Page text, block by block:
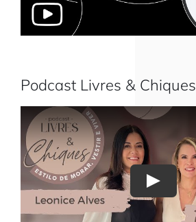
Podcast Livres & Chiques
Play